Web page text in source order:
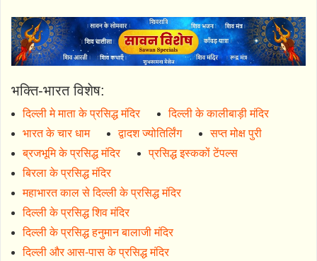
भक्ति-भारत विशेष:
दिल्ली मे माता के प्रसिद्ध मंदिर
दिल्ली के कालीबाड़ी मंदिर
भारत के चार धाम
द्वादश ज्योतिर्लिंग
सप्त मोक्ष पुरी
ब्रजभूमि के प्रसिद्ध मंदिर
प्रसिद्ध इस्ककों टेंपल्स
बिरला के प्रसिद्ध मंदिर
महाभारत काल से दिल्ली के प्रसिद्ध मंदिर
दिल्ली के प्रसिद्ध शिव मंदिर
दिल्ली के प्रसिद्ध हनुमान बालाजी मंदिर
दिल्ली और आस-पास के प्रसिद्ध मंदिर